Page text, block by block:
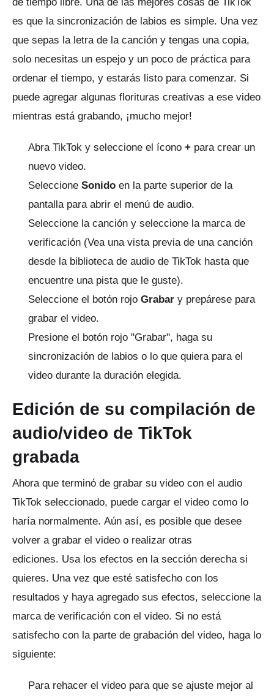
es que la sincronización de labios es simple. Una vez
que sepas la letra de la canción y tengas una copia,
solo necesitas un espejo y un poco de práctica para
ordenar el tiempo, y estarás listo para comenzar. Si
puede agregar algunas florituras creativas a ese video
mientras está grabando, ¡mucho mejor!
Abra TikTok y seleccione el ícono + para crear un
nuevo video.
Seleccione Sonido en la parte superior de la
pantalla para abrir el menú de audio.
Seleccione la canción y seleccione la marca de
verificación (Vea una vista previa de una canción
desde la biblioteca de audio de TikTok hasta que
encuentre una pista que le guste).
Seleccione el botón rojo Grabar y prepárese para
grabar el video.
Presione el botón rojo "Grabar", haga su
sincronización de labios o lo que quiera para el
video durante la duración elegida.
Edición de su compilación de
audio/video de TikTok
grabada
Ahora que terminó de grabar su video con el audio
TikTok seleccionado, puede cargar el video como lo
haría normalmente. Aún así, es posible que desee
volver a grabar el video o realizar otras
ediciones. Usa los efectos en la sección derecha si
quieres. Una vez que esté satisfecho con los
resultados y haya agregado sus efectos, seleccione la
marca de verificación con el video. Si no está
satisfecho con la parte de grabación del video, haga lo
siguiente:
Para rehacer el video para que se ajuste mejor al